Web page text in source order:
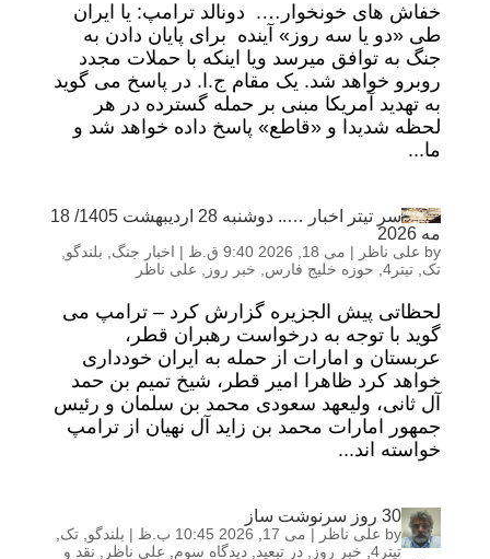
خفاش های خونخوار…. دونالد ترامپ: یا ایران
طی «دو یا سه روز» آینده برای پایان دادن به
جنگ به توافق میرسد ویا اینکه با حملات مجدد
روبرو خواهد شد. یک مقام ج.ا. در پاسخ می گوید
به تهدید آمریکا مبنی بر حمله گسترده در هر
لحظه شدیدا و «قاطع» پاسخ داده خواهد شد و
ما...
سر تیتر اخبار ….. دوشنبه 28 اردیبهشت 1405/ 18
مه 2026
by علی ناظر | می 18, 2026 9:40 ق.ظ | اخبار جنگ بلندگو
تک تیتر4 , حوزه خلیج فارس خبر روز علی ناظر
لحظاتی پیش الجزیره گزارش کرد – ترامپ می
گوید با توجه به درخواست رهبران قطر،
عربستان و امارات از حمله به ایران خودداری
خواهد کرد ظاهرا امیر قطر، شیخ تمیم بن حمد
آل ثانی، ولیعهد سعودی محمد بن سلمان و رئیس
جمهور امارات محمد بن زاید آل نهیان از ترامپ
خواسته اند...
30 روز سرنوشت ساز
by علی ناظر | می 17, 2026 10:45 ب.ظ | بلندگو تک
تیتر4
, خبر روز در تبعید دیدگاه سوم علی ناظر
نقد و